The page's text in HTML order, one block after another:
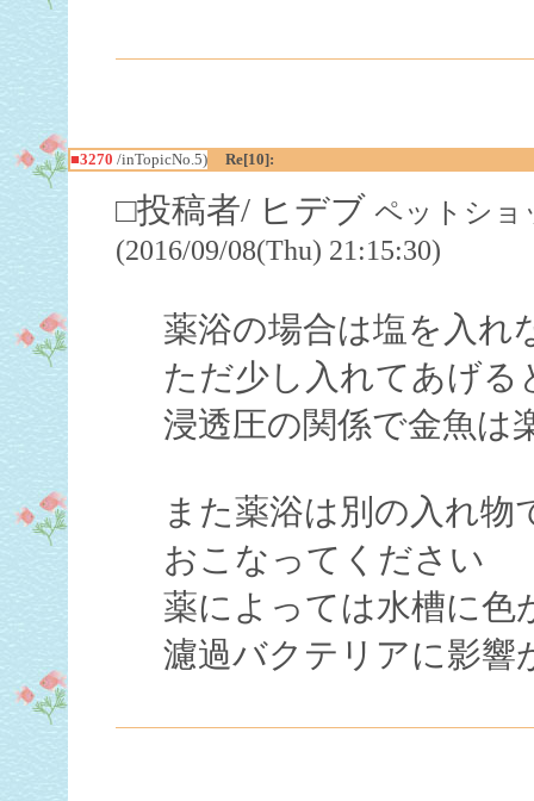
■3270 /inTopicNo.5) Re[10]:
□投稿者/ ヒデブ ペットショ
(2016/09/08(Thu) 21:15:30)
薬浴の場合は塩を入れ
ただ少し入れてあげる
浸透圧の関係で金魚は
また薬浴は別の入れ物
おこなってください
薬によっては水槽に色
濾過バクテリアに影響